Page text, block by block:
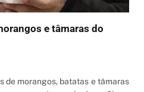
e tâmaras do
de morangos, batatas e tâmaras